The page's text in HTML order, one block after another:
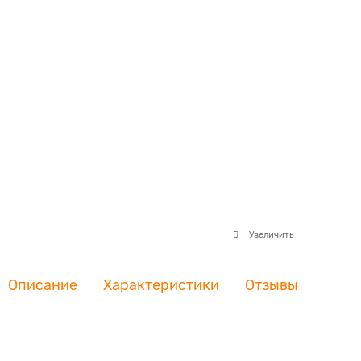
Увеличить
Описание Характеристики Отзывы